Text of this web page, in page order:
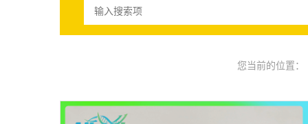
您当前的位置：